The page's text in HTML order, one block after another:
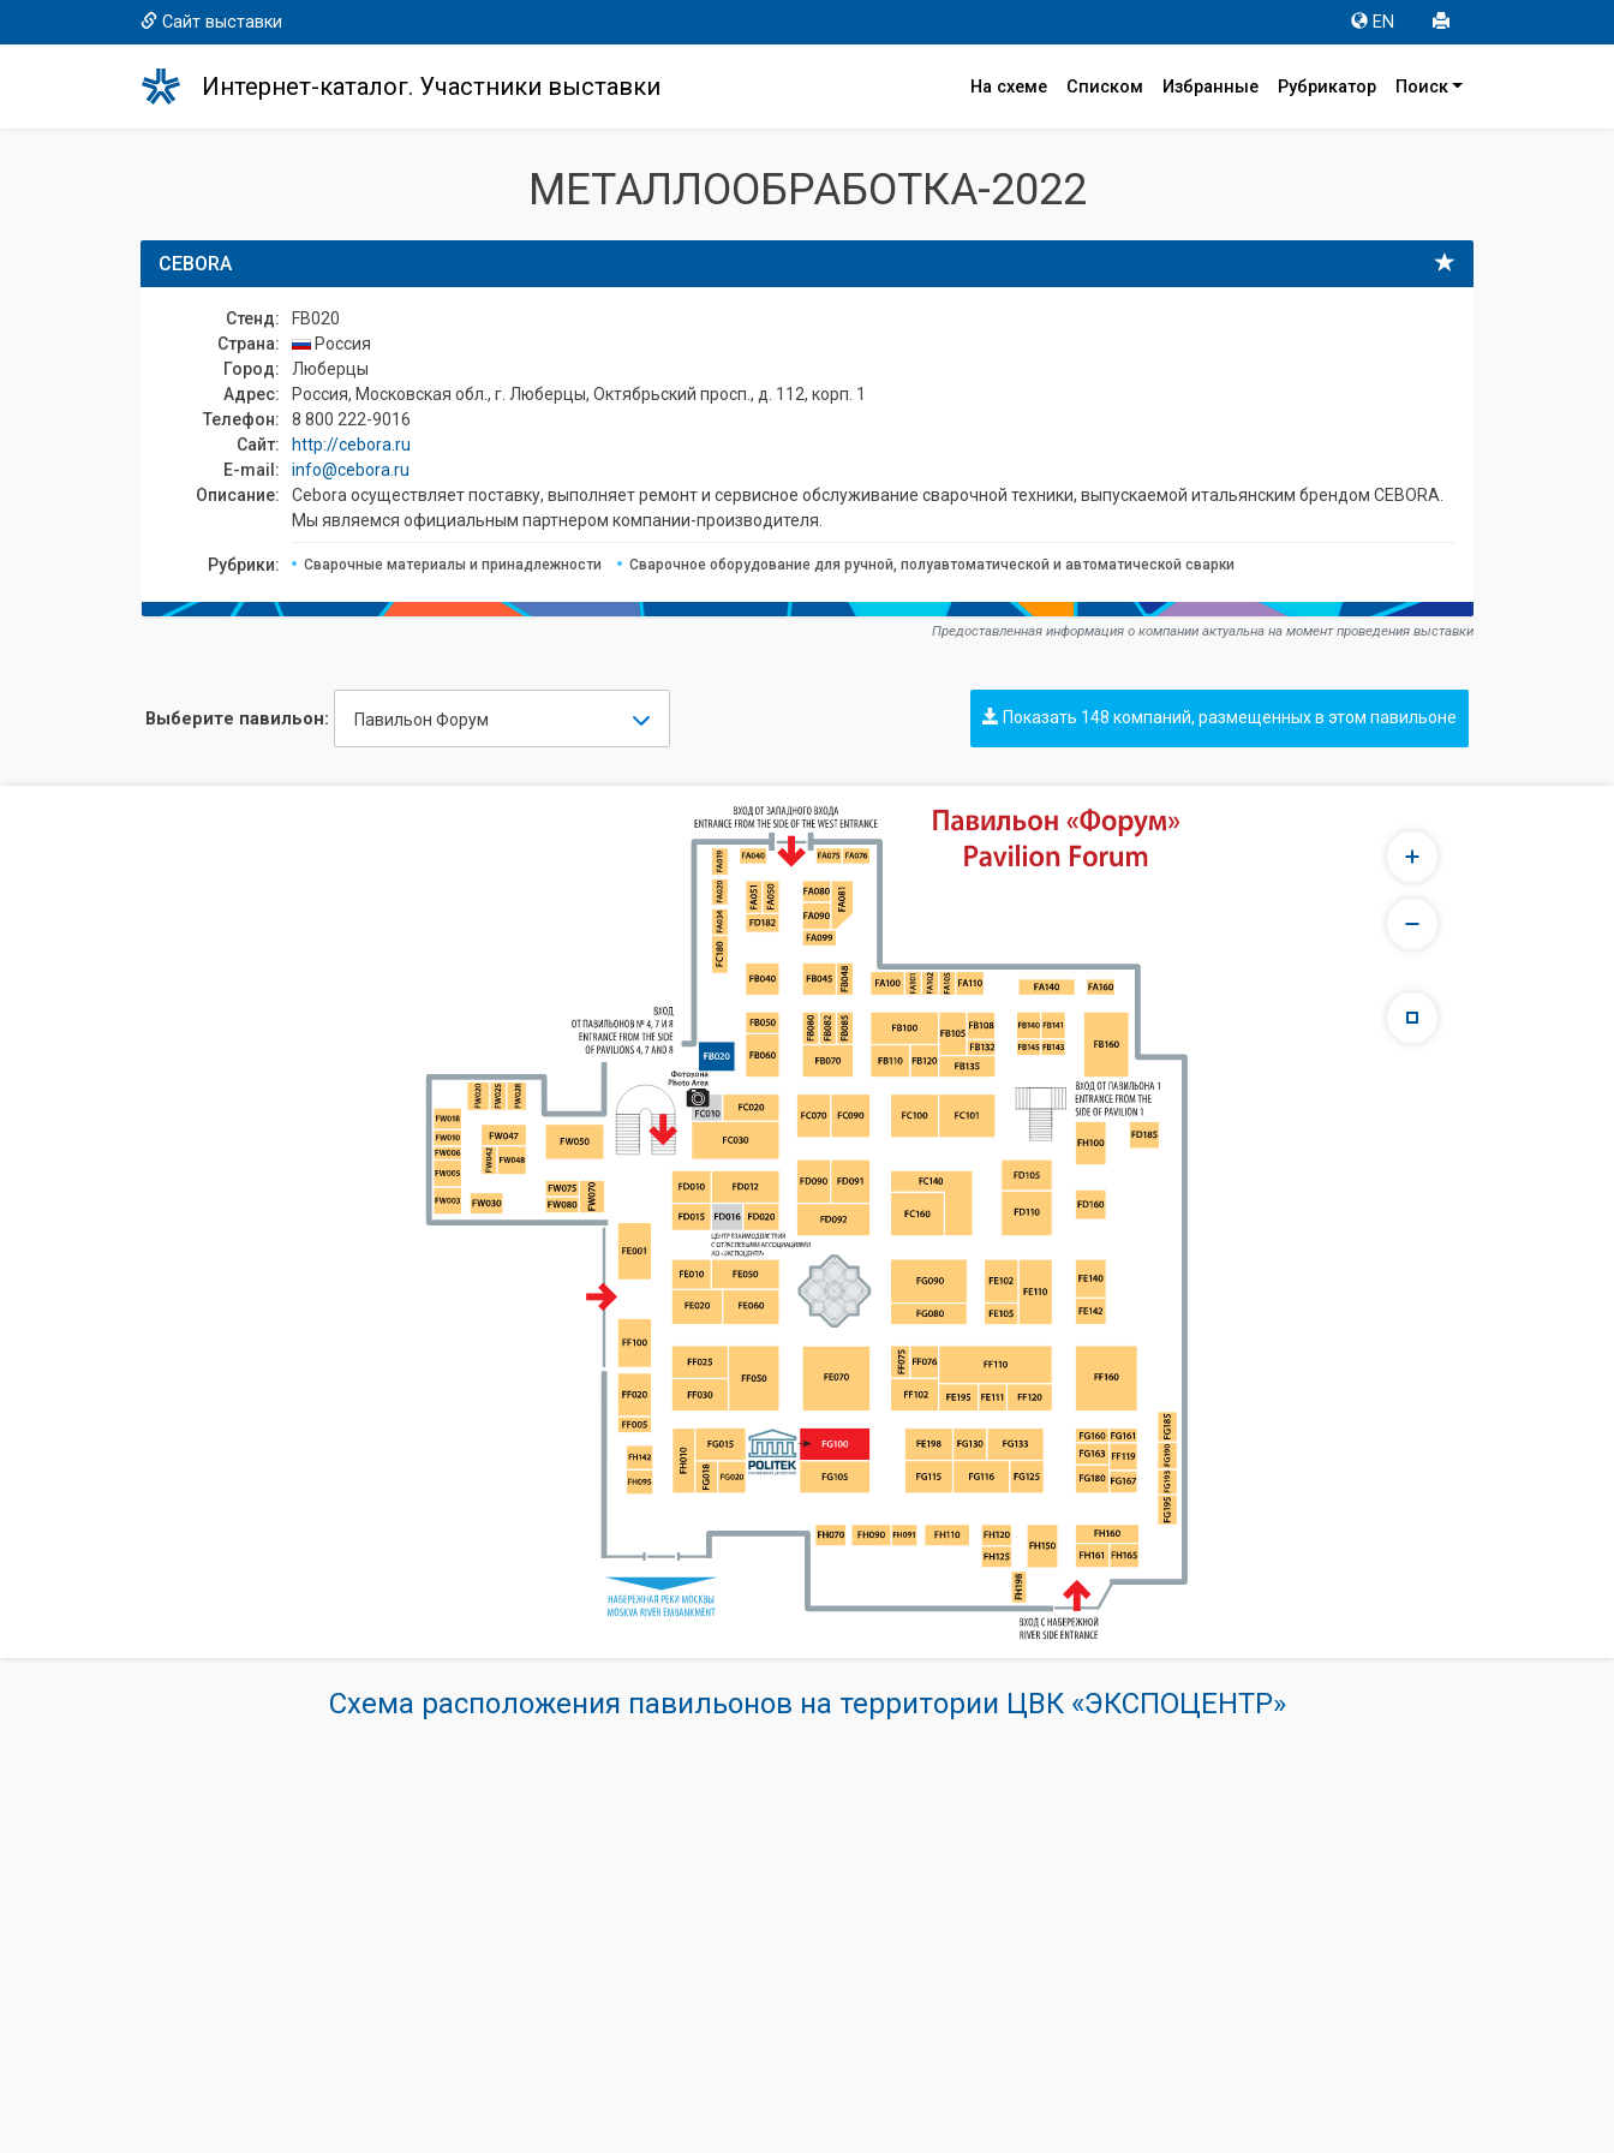
Сайт выставки EN
Интернет-каталог. Участники выставки На схеме Списком Избранные Рубрикатор Поиск
МЕТАЛЛООБРАБОТКА-2022
CEBORA
Стенд:
FB020
Страна:
Россия
Город:
Люберцы
Адрес:
Россия, Московская обл., г. Люберцы, Октябрьский просп., д. 112, корп. 1
Телефон:
8 800 222-9016
Сайт:
http://cebora.ru
E-mail:
info@cebora.ru
Описание:
Cebora осуществляет поставку, выполняет ремонт и сервисное обслуживание сварочной техники, выпускаемой итальянским брендом CEBORA.
Мы являемся официальным партнером компании-производителя.
Рубрики: Сварочные материалы и принадлежности Сварочное оборудование для ручной, полуавтоматической и автоматической сварки
Предоставленная информация о компании актуальна на момент проведения выставки
Выберите павильон: Павильон Форум Показать 148 компаний, размещенных в этом павильоне
Схема расположения павильонов на территории ЦВК «ЭКСПОЦЕНТР»